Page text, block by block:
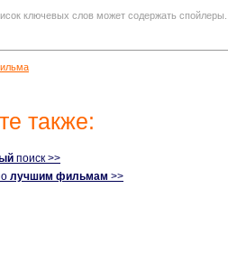
ключевых слов может содержать
также:
поиск >>
лучшим фильмам >>